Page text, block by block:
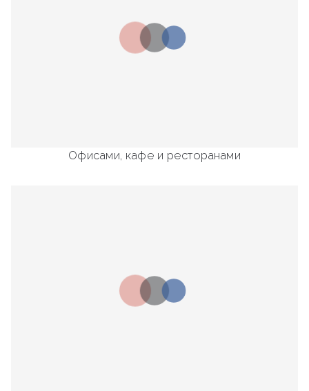
Офисами, кафе и ресторанами